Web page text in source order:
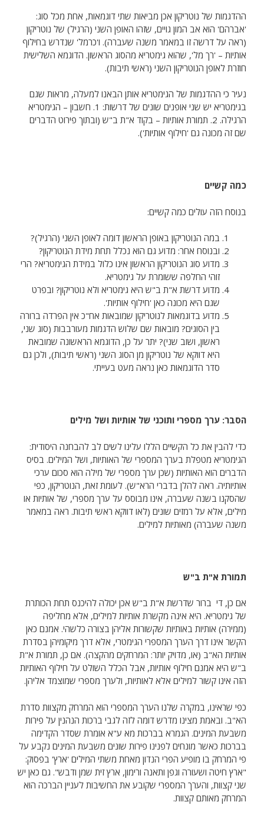
ההדגמות של נוטריקון אכן מביאות שתי דוגמאות, אחת מכל סוג:
'אברהם' הוא אב המון גויים, שזהו האופן השני (הרגיל) של נוטריקון
(ראה על דרשה זו במאמר משנה שעברה). ו'כרמל' שנדרש בחילוף
אותיות – 'רך מל', שהוא גימטריא מהסוג הראשון. הדוגמא השלישית
חוזרת לאופן הנוטריקון השני (ראשי תיבות).
נעיר כי ההדגמות של הגימטריא אותן הבאנו למעלה, מראות שגם
בגימטריא יש שני אופנים שונים של דרשות: 1. חשבון – הגימטריא
הרגילה. 2. תמורת אותיות – בקוד א"ת ב"ש (ובתוך פירוט הדברים
שם זה מכונה גם 'חילוף אותיות').
כמה קשיים
בנוסח הזה עולים כמה קשיים:
במה הנוטריקון באופן הראשון דומה לאופן השני (הרגיל)?
ובנוסח אחר: מדוע גם הוא נכלל תחת מידת הנוטריקון?
מדוע סוג הנוטריקון הראשון אינו כלול במידת הגימטריא? הרי
זוהי החלפה ששומרת על גימטריא.
מדוע דרשת א"ת ב"ש היא גימטריא ולא נוטריקון? ובפרט
שגם היא מכונה כאן 'חילוף אותיות'.
מדוע בדוגמאות לנוטריקון שמובאות אח"כ אין הפרדה ברורה
בין הסוגים? מובאות שם שלוש הדגמות מעורבבות (סוג שני,
ראשון, ושוב שני)? יתר על כן, הדוגמא הראשונה שמובאת
היא דווקא של נוטריקון מן הסוג השני (ראשי תיבות), ולכן גם
סדר הדוגמאות כאן נראה מעט בעייתי.
הסבר: ערך מספרי ותוכני של אותיות ושל מילים
כדי להבין את כל הקשיים הללו עלינו לשים לב להבחנה היסודית:
הגימטריא מטפלת בערך המספרי של האותיות, ושל המילים. בסיס
הדברים הוא האותיות (שכן ערך מספרי של מילה הוא סכום ערכי
אותיותיה. ראה להלן בדברי הרא"ש). לעומת זאת, הנוטריקון, כפי
שהסקנו בשנה שעברה, אינו מבוסס על ערך מספרי, של אותיות או
מילים, אלא על רמזים שונים (לאו דווקא ראשי תיבות. ראה במאמר
משנה שעברה) מאותיות למילים.
תמורת א"ת ב"ש
אם כן, די ברור שדרשת א"ת ב"ש אכן יכולה להיכנס תחת הכותרת
של גימטריא. היא אינה מקשרת אותיות למילים, אלא מחליפה
(ממירה) אותיות באותיות שקשורות אליהן בצורה כלשהי. אמנם כאן
הקשר אינו דרך הערך המספרי הגימטרי, אלא דרך מיקומיהן בסדרת
אותיות הא"ב (או, מדויק יותר: המרחקים מהקצה). אם כן, תמורת א"ת
ב"ש היא אמנם חילוף אותיות, אבל הכלל השולט על חילוף האותיות
הזה אינו קשור למילים אלא לאותיות, ולערך מספרי שמוצמד אליהן.
כפי שראינו, במקרה שלנו הערך המספרי הוא המרחק מקצוות סדרת
הא"ב. ובאמת מצינו מדרש דומה לזה לגבי ברכות הנהנין על פירות
משבעת המינים. הגמרא בברכות מא ע"א אומרת שסדר הקדימה
בברכות כאשר מונחים לפנינו פירות שונים משבעת המינים נקבע על
פי המרחק בו מופיע הפרי הנדון מאחת משתי המילים 'ארץ' בפסוק:
"ארץ חיטה ושעורה וגפן ותאנה ורימון, ארץ זית שמן ודבש". גם כאן יש
שני קצוות, והערך המספרי שקובע את החשיבות לעניין הברכה הוא
המרחק מאותם קצוות.